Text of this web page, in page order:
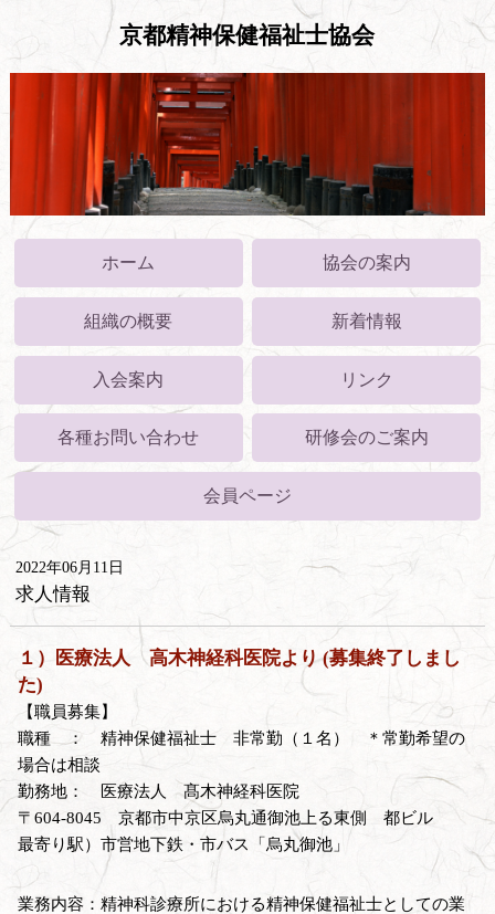
京都精神保健福祉士協会
ホーム 協会の案内
組織の概要 新着情報
入会案内 リンク
各種お問い合わせ 研修会のご案内
会員ページ
2022年06月11日
求人情報
１）医療法人 高木神経科医院より (募集終了しまし
た)
【職員募集】
職種 ： 精神保健福祉士 非常勤（１名） ＊常勤希望の
場合は相談
勤務地： 医療法人 髙木神経科医院
〒604-8045 京都市中京区烏丸通御池上る東側 都ビル
最寄り駅）市営地下鉄・市バス「烏丸御池」
業務内容：精神科診療所における精神保健福祉士としての業